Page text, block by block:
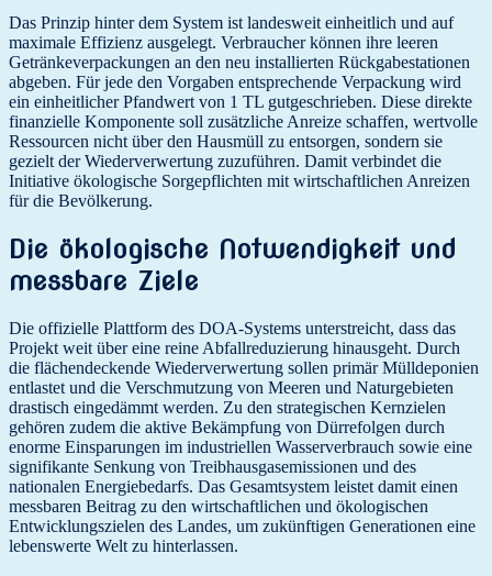
Das Prinzip hinter dem System ist landesweit einheitlich und auf
maximale Effizienz ausgelegt. Verbraucher können ihre leeren
Getränkeverpackungen an den neu installierten Rückgabestationen
abgeben. Für jede den Vorgaben entsprechende Verpackung wird
ein einheitlicher Pfandwert von 1 TL gutgeschrieben. Diese direkte
finanzielle Komponente soll zusätzliche Anreize schaffen, wertvolle
Ressourcen nicht über den Hausmüll zu entsorgen, sondern sie
gezielt der Wiederverwertung zuzuführen. Damit verbindet die
Initiative ökologische Sorgepflichten mit wirtschaftlichen Anreizen
für die Bevölkerung.
Die ökologische Notwendigkeit und
messbare Ziele
Die offizielle Plattform des DOA-Systems unterstreicht, dass das
Projekt weit über eine reine Abfallreduzierung hinausgeht. Durch
die flächendeckende Wiederverwertung sollen primär Mülldeponien
entlastet und die Verschmutzung von Meeren und Naturgebieten
drastisch eingedämmt werden. Zu den strategischen Kernzielen
gehören zudem die aktive Bekämpfung von Dürrefolgen durch
enorme Einsparungen im industriellen Wasserverbrauch sowie eine
signifikante Senkung von Treibhausgasemissionen und des
nationalen Energiebedarfs. Das Gesamtsystem leistet damit einen
messbaren Beitrag zu den wirtschaftlichen und ökologischen
Entwicklungszielen des Landes, um zukünftigen Generationen eine
lebenswerte Welt zu hinterlassen.